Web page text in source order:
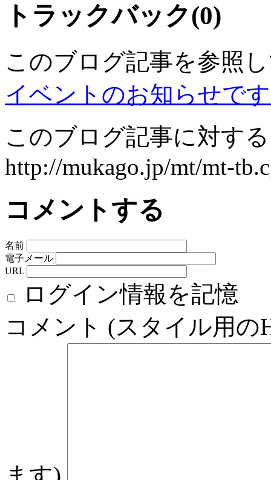
トラックバック(0)
このブログ記事を参照
イベントのお知らせで
このブログ記事に対す
http://mukago.jp/mt/mt-
コメントする
名前
電子メール
URL
ログイン情報を記憶
コメント (スタイル用
ます)